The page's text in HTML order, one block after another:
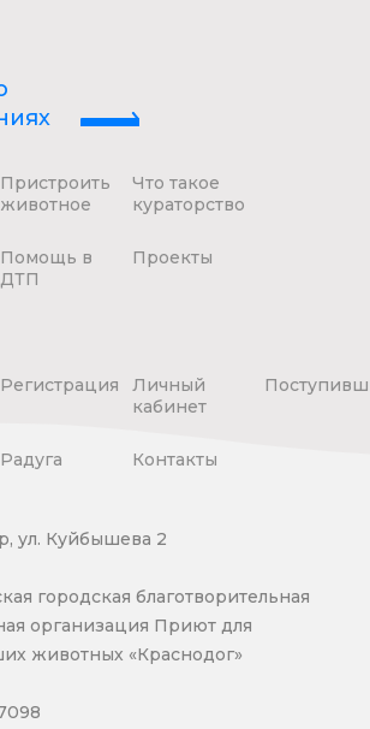
Пристроить
животное
Что такое
кураторство
Помощь в
ДТП
Проекты
Регистрация
Личный
кабинет
Радуга Контакты
ул. Куйбышева 2
городская благотворительная
организация Приют для
животных «Краснодог»